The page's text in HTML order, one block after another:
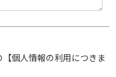
個人情報の利用につきま